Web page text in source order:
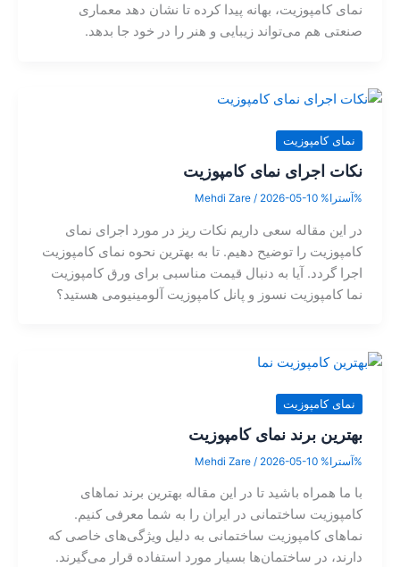
نمای کامپوزیت، بهانه پیدا کرده تا نشان دهد معماری
صنعتی هم می‌تواند زیبایی و هنر را در خود جا بدهد.
نمای کامپوزیت
نکات اجرای نمای کامپوزیت
%آسترا% Mehdi Zare/ 2026-05-10
در این مقاله سعی داریم نکات ریز در مورد اجرای نمای
کامپوزیت را توضیح دهیم. تا به بهترین نحوه نمای کامپوزیت
اجرا گردد. آیا به دنبال قیمت مناسبی برای ورق کامپوزیت
نما کامپوزیت نسوز و پانل کامپوزیت آلومینیومی هستید؟
نمای کامپوزیت
بهترین برند نمای کامپوزیت
%آسترا% Mehdi Zare/ 2026-05-10
با ما همراه باشید تا در این مقاله بهترین برند نماهای
کامپوزیت ساختمانی در ایران را به شما معرفی کنیم.
نماهای کامپوزیت ساختمانی به دلیل ویژگی‌های خاصی که
دارند، در ساختمان‌ها بسیار مورد استفاده قرار می‌گیرند.